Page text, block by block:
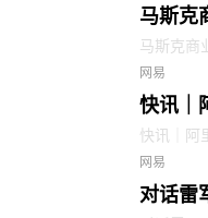
马斯克
马斯克商
网易
快讯｜
快讯｜阿
网易
对话雷